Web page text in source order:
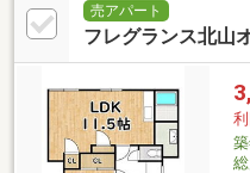
売アパート
フレグランス北山